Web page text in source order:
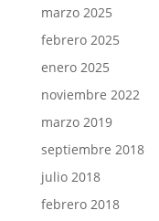
marzo 2025
febrero 2025
enero 2025
noviembre 2022
marzo 2019
septiembre 2018
julio 2018
febrero 2018